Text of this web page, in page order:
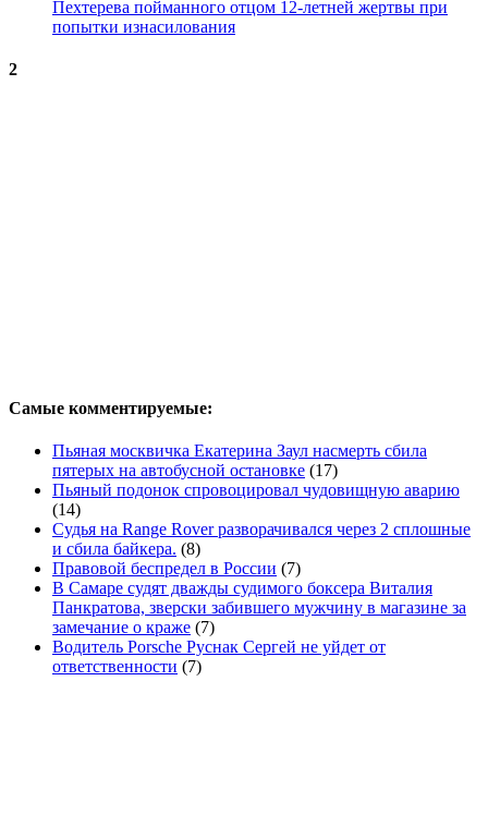
Пехтерева пойманного отцом 12-летней жертвы при
попытки изнасилования
2
Самые комментируемые:
Пьяная москвичка Екатерина Заул насмерть сбила
пятерых на автобусной остановке (17)
Пьяный подонок спровоцировал чудовищную аварию
(14)
Судья на Range Rover разворачивался через 2 сплошные
и сбила байкера. (8)
Правовой беспредел в России (7)
В Самаре судят дважды судимого боксера Виталия
Панкратова, зверски забившего мужчину в магазине за
замечание о краже (7)
Водитель Porsche Руснак Сергей не уйдет от
ответственности (7)